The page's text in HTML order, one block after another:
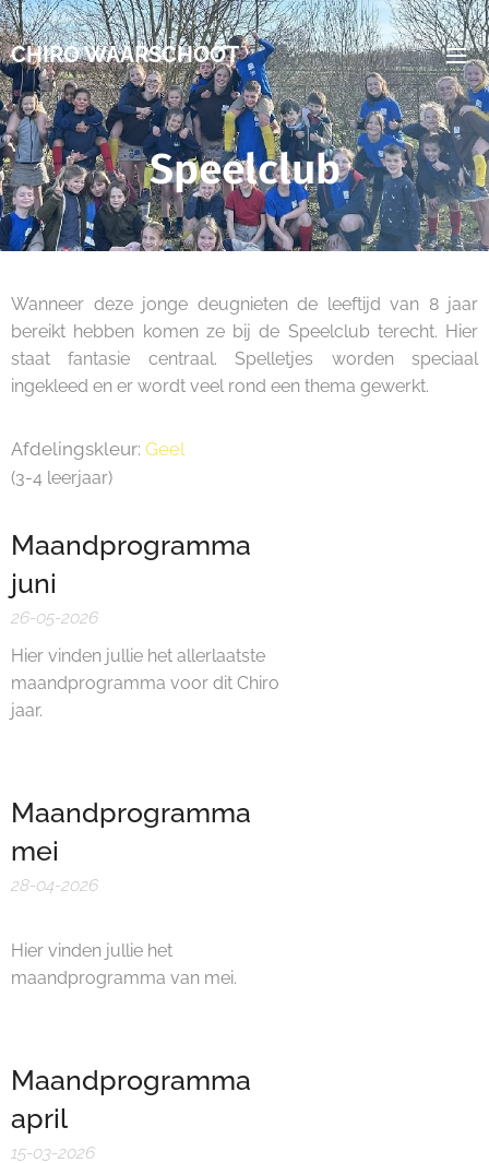
CHIRO WAARSCHOOT
Speelclub
Wanneer deze jonge deugnieten de leeftijd van 8 jaar
bereikt hebben komen ze bij de Speelclub terecht. Hier
staat fantasie centraal. Spelletjes worden speciaal
ingekleed en er wordt veel rond een thema gewerkt.
Afdelingskleur: Geel
(3-4 leerjaar)
Maandprogramma
juni
26-05-2026
Hier vinden jullie het allerlaatste
maandprogramma voor dit Chiro
jaar.
Maandprogramma
mei
28-04-2026
Hier vinden jullie het
maandprogramma van mei.
Maandprogramma
april
15-03-2026